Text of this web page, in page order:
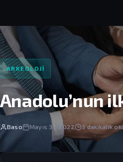
ARKEOLOJI
Anadolu’nun
Baso Mayıs 31, 2022 3 dakikalık